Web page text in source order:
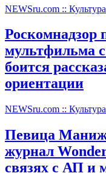
NEWSru.com :: Культура
Роскомнадзор
мультфильма
боится
ориентации
NEWSru.com :: Культура
Певица
журнал
связях с АП и